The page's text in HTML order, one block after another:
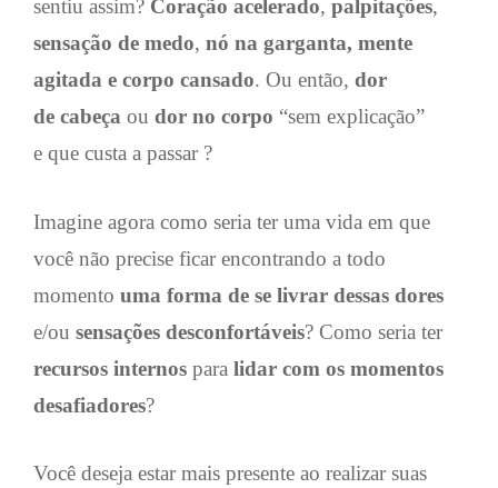
sentiu assim? Coração acelerado, palpitações,
sensação de medo, nó na garganta, mente
agitada e corpo cansado. Ou então, dor
de cabeça ou dor no corpo “sem explicação”
e que custa a passar ?
Imagine agora como seria ter uma vida em que
você não precise ficar encontrando a todo
momento uma forma de se livrar dessas dores
e/ou sensações desconfortáveis? Como seria ter
recursos internos para lidar com os momentos
desafiadores?
Você deseja estar mais presente ao realizar suas